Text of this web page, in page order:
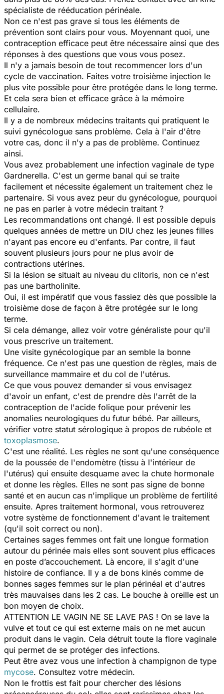
spécialiste de rééducation périnéale.
Non ce n'est pas grave si tous les éléments de
prévention sont clairs pour vous. Moyennant quoi, une
contraception efficace peut être nécessaire ainsi que des
réponses à des questions que vous vous posez.
Il n'y a jamais besoin de tout recommencer lors d'un
cycle de vaccination. Faites votre troisième injection le
plus vite possible pour être protégée dans le long terme.
Et cela sera bien et efficace grâce à la mémoire
cellulaire.
Il y a de nombreux médecins traitants qui pratiquent le
suivi gynécologue sans problème. Cela à l'air d'être
votre cas, donc il n'y a pas de problème. Continuez
ainsi.
Vous avez probablement une infection vaginale de type
Gardnerella. C'est un germe banal qui se traite
facilement et nécessite également un traitement chez le
partenaire. Si vous avez peur du gynécologue, pourquoi
ne pas en parler à votre médecin traitant ?
Les recommandations ont changé. Il est possible depuis
quelques années de mettre un DIU chez les jeunes filles
n'ayant pas encore eu d'enfants. Par contre, il faut
souvent plusieurs jours pour ne plus avoir de
contractions utérines.
Si la lésion se situait au niveau du clitoris, non ce n'est
pas une bartholinite.
Oui, il est impératif que vous fassiez dès que possible la
troisième dose de façon à être protégée sur le long
terme.
Si cela démange, allez voir votre généraliste pour qu'il
vous prescrive un traitement.
Une visite gynécologique par an semble la bonne
fréquence. Ce n'est pas une question de règles, mais de
surveillance mammaire et du col de l'utérus.
Ce que vous pouvez demander si vous envisagez
d'avoir un enfant, c'est de prendre dès l'arrêt de la
contraception de l'acide folique pour prévenir les
anomalies neurologiques du futur bébé. Par ailleurs,
vérifier votre statut sérologique à propos de rubéole et
toxoplasmose.
C'est une réalité. Les règles ne sont qu'une conséquence
de la poussée de l'endomètre (tissu à l'intérieur de
l'utérus) qui ensuite desquame avec la chute hormonale
et donne les règles. Elles ne sont pas signe de bonne
santé et en aucun cas n'implique un problème de fertilité
ensuite. Apres traitement hormonal, vous retrouverez
votre système de fonctionnement d'avant le traitement
(qu'il soit correct ou non).
Certaines sages femmes ont fait une longue formation
autour du périnée mais elles sont souvent plus efficaces
en poste d’accouchement. Là encore, il s'agit d'une
histoire de confiance. Il y a de bons kinés comme de
bonnes sages femmes sur le plan périnéal et d'autres
très mauvaises dans les 2 cas. Le bouche à oreille est un
bon moyen de choix.
ATTENTION LE VAGIN NE SE LAVE PAS ! On se lave la
vulve et tout ce qui est externe mais on ne met aucun
produit dans le vagin. Cela détruit toute la flore vaginale
qui permet de se protéger des infections.
Peut être avez vous une infection à champignon de type
mycose. Consultez votre médecin.
Non le frottis est fait pour chercher des lésions